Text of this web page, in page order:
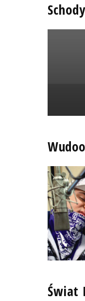
Wudoo
Świat